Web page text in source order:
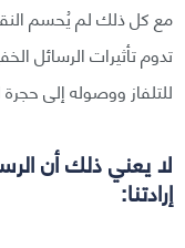
مع كل ذلك لم يُحسم
تدوم تأثيرات الرسائل
للتلفاز ووصوله إلى
لا يعني ذلك أن
إرادتنا: